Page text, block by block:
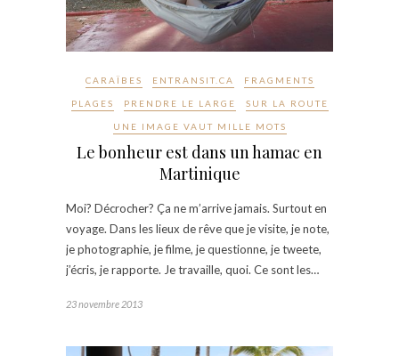
CARAÏBES ENTRANSIT.CA FRAGMENTS
PLAGES PRENDRE LE LARGE SUR LA ROUTE
UNE IMAGE VAUT MILLE MOTS
Le bonheur est dans un hamac en
Martinique
Moi? Décrocher? Ça ne m’arrive jamais. Surtout en
voyage. Dans les lieux de rêve que je visite, je note,
je photographie, je filme, je questionne, je tweete,
j’écris, je rapporte. Je travaille, quoi. Ce sont les…
23 novembre 2013